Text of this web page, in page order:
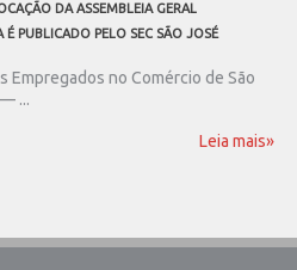
DA ASSEMBLEIA GERAL
É PUBLICADO PELO SEC SÃO JOSÉ
Empregados no Comércio de São
...
Leia mais»